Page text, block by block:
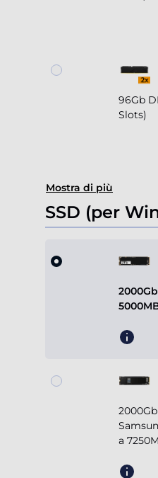
96Gb
Slots)
Mostra di più
SSD (per
a